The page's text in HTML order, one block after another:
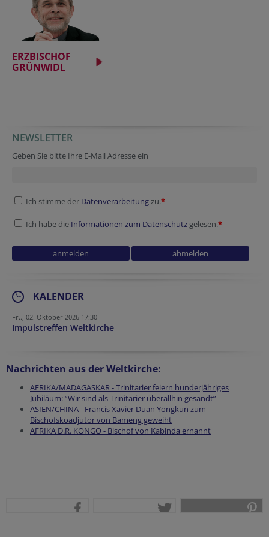
ERZBISCHOF
GRÜNWIDL
NEWSLETTER
Geben Sie bitte Ihre E-Mail Adresse ein
Ich stimme der Datenverarbeitungzu.*
Ich habe die Informationen zum Datenschutz gelesen.*
KALENDER
Fr.., 02. Oktober 2026 17:30
Impulstreffen Weltkirche
Nachrichten aus der Weltkirche:
AFRIKA/MADAGASKAR - Trinitarier feiern hunderjähriges
Jubiläum: “Wir sind als Trinitarier überallhin gesandt”
ASIEN/CHINA - Francis Xavier Duan Yongkun zum
Bischofskoadjutor von Bameng geweiht
AFRIKA D.R. KONGO - Bischof von Kabinda ernannt